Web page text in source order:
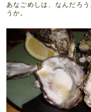
あなごめしは、なんだろ
うか。